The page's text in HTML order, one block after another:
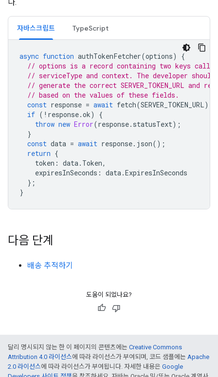
다.
자바스크립트 TypeScript
async function authTokenFetcher(options)
{
// options is a record containing two keys called
// serviceType and context. The developer should
// generate the correct SERVER_TOKEN_URL and
// based on the values of these fields.
const response = await fetch(SERVER_TOKEN_URL);
if ( ! response.ok)
{
throw new Error(response. statusText);
}
const data = await response. json();
return {
token : data. Token,
expiresInSeconds : data.ExpiresInSeconds
};
}
다음 단계
배송 추적하기
도움이 되었나요?
달리 명시되지 않는 한 이 페이지의 콘텐츠에는 Creative Commons
Attribution 4.0 라이선스에 따라 라이선스가 부여되며, 코드 샘플에는 Apache
2.0 라이선스에 따라 라이선스가 부여됩니다. 자세한 내용은 Google